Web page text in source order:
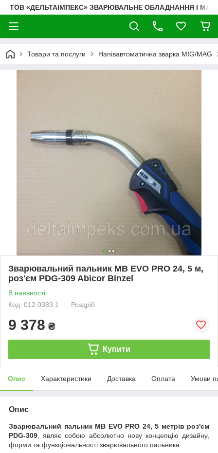
ТОВ «ДЕЛЬТАІМПЕКС» ЗВАРЮВАЛЬНЕ ОБЛАДНАННЯ І
Товари та послуги Напівавтоматична зварка MIG/MAG
Зварювальний пальник MB EVO PRO 24, 5 м,
роз'єм PDG-309 Abicor Binzel
В наявності
Код: 012.0383.1
Роздріб
9 378 ₴
Купити
Опис Характеристики Доставка Оплата Умови
Опис
Зварювальний пальник MB EVO PRO 24, 5 метрів роз'єм
PDG-309 , являє собою абсолютно нову концепцію дизайну,
форми та функціональності зварювального пальника.